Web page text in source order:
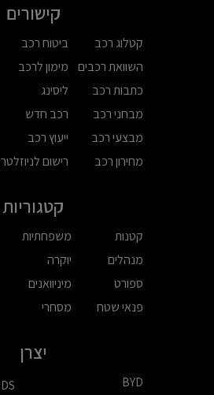
קישורים
קטלוג רכב
השוואת רכבים
כתבות רכב
מבחני רכב
מבצעי רכב
מחירון רכב
ביטוח רכב
מימון לרכב
ליסינג
רכב חדש
ייעוץ רכב
רישום לניוזלטר
קטגוריות
קטנות
מנהלים
ספורט
פנאי שטח
משפחתיות
יוקרה
מיניוואנים
מסחרי
יצרן
BYD
DS